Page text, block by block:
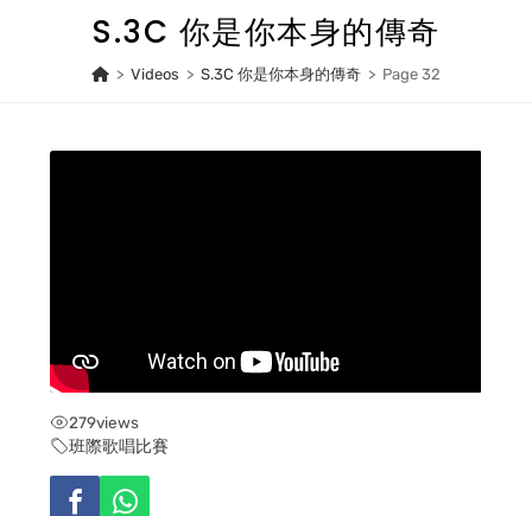
S.3C 你是你本身的傳奇
> Videos > S.3C 你是你本身的傳奇 > Page 32
279views
班際歌唱比賽